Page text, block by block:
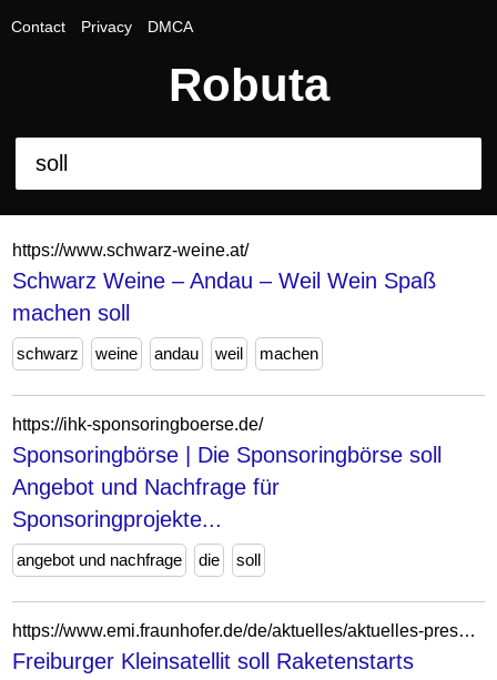
Contact Privacy DMCA
Robuta
https://www.schwarz-weine.at/
Schwarz Weine – Andau – Weil Wein Spaß
machen soll
schwarz weine andau weil machen
https://ihk-sponsoringboerse.de/
Sponsoringbörse | Die Sponsoringbörse soll
Angebot und Nachfrage für
Sponsoringprojekte...
angebot und nachfrage die soll
https://www.emi.fraunhofer.de/de/aktuelles/aktuelles-presse/freiburger-satellit-soll-raketenstarts-erkennen-.html
Freiburger Kleinsatellit soll Raketenstarts